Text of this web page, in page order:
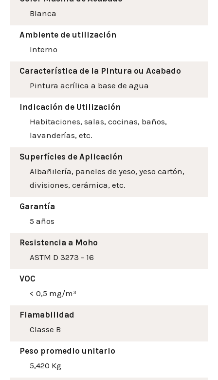
Blanca
Ambiente de utilización
Interno
Característica de la Pintura ou Acabado
Pintura acrílica a base de agua
Indicación de Utilización
Habitaciones, salas, cocinas, baños,
lavanderías, etc.
Superfícies de Aplicación
Albañilería, paneles de yeso, yeso cartón,
divisiones, cerámica, etc.
Garantía
5 años
Resistencia a Moho
ASTM D 3273 - 16
VOC
< 0,5 mg/m³
Flamabilidad
Classe B
Peso promedio unitario
5,420 Kg